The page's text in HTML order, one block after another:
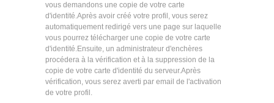
vous demandons une copie de votre carte
d'identité.Après avoir créé votre profil, vous serez
automatiquement redirigé vers une page sur laquelle
vous pourrez télécharger une copie de votre carte
d'identité.Ensuite, un administrateur d'enchères
procédera à la vérification et à la suppression de la
copie de votre carte d'identité du serveur.Après
vérification, vous serez averti par email de l'activation
de votre profil.